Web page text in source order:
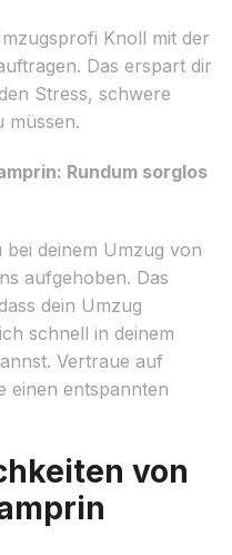
Knoll mit der
Das erspart dir
Stress, schwere
müssen.
Rundum sorglos
deinem Umzug von
aufgehoben. Das
dein Umzug
schnell in deinem
Vertraue auf
einen entspannten
von